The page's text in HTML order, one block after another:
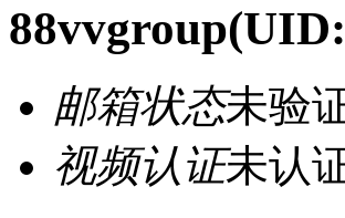
88vvgroup
邮箱状态未验
视频认证未认